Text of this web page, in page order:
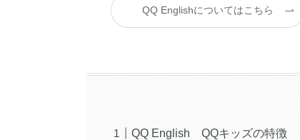
QQ Englishについてはこちら
QQ English QQキッズの特徴